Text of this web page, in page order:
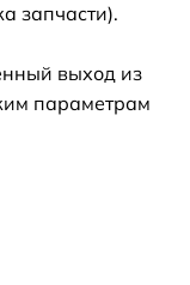
запчасти).
выход из
параметрам